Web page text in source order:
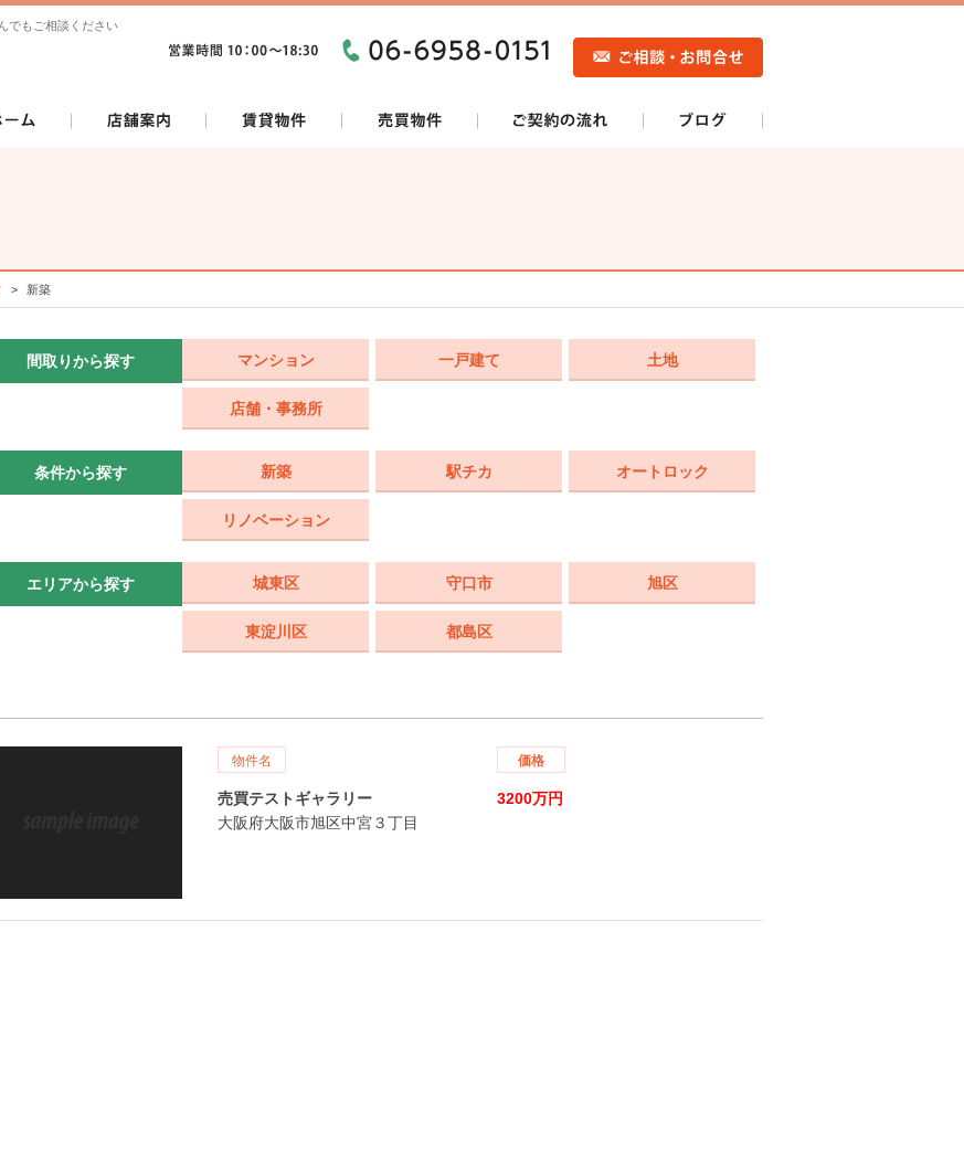
でもご相談ください
新築
間取りから探す マンション 一戸建て 土地
店舗・事務所
条件から探す 新築 駅チカ オートロック
リノベーション
エリアから探す 城東区 守口市 旭区
東淀川区 都島区
物件名
売買テストギャラリー
大阪府大阪市旭区中宮３丁目
価格
3200万円